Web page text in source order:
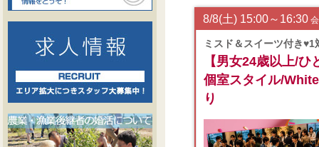
8/8(土) 15:00～16:30
ミスド＆スイーツ付き
【男女24歳以上/
個室スタイル/
り